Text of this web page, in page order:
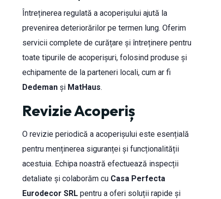
Întreținerea regulată a acoperișului ajută la
prevenirea deteriorărilor pe termen lung. Oferim
servicii complete de curățare și întreținere pentru
toate tipurile de acoperișuri, folosind produse și
echipamente de la parteneri locali, cum ar fi
Dedemanși MatHaus.
Revizie Acoperiș
O revizie periodică a acoperișului este esențială
pentru menținerea siguranței și funcționalității
acestuia. Echipa noastră efectuează inspecții
detaliate și colaborăm cu Casa Perfecta
Eurodecor SRLpentru a oferi soluții rapide și